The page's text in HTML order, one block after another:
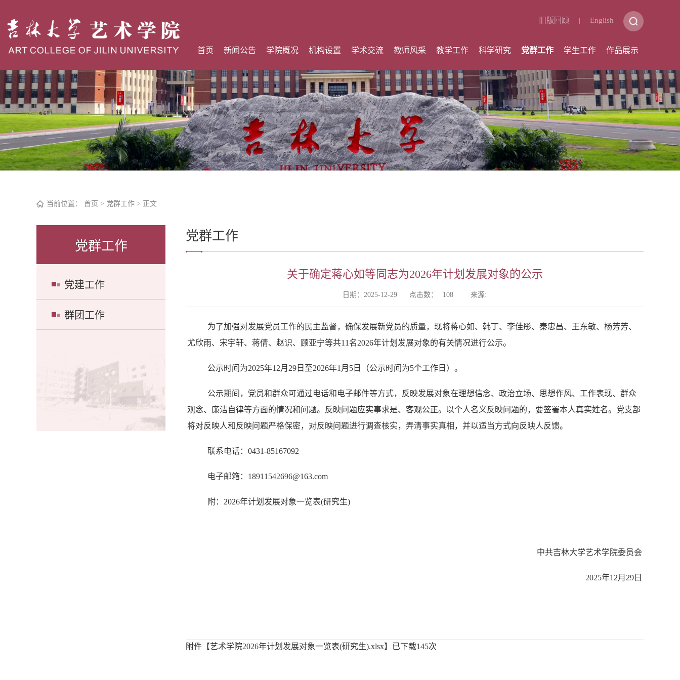
旧版回顾 | English
首页 新闻公告 学院概况 机构设置 学术交流 教师风采 教学工作 科学研究 党群工作 学生工作 作品展示
当前位置： 首页 > 党群工作 > 正文
党群工作
党建工作
群团工作
党群工作
关于确定蒋心如等同志为2026年计划发展对象的公示
日期：2025-12-29 点击数： 108 来源:
为了加强对发展党员工作的民主监督，确保发展新党员的质量，现将蒋心如、韩丁、 李佳彤、秦忠昌、王东敏、杨芳芳、
尤欣雨、宋宇轩、蒋倩、赵识、顾亚宁等共11名2026年计划发展对象的有关情况进行公示。
公示时间为2025年12月 29 日至2026年1月 5 日（公示时间为5个工作日）。
公示期间，党员和群众可通过电话和电子邮件等方式，反映发展对象在理想信念、政治立场、思想作风、工作表现、群众
观念、廉洁自律等方面的情况和问题。反映问题应实事求是、客观公正。以个人名义反映问题的，要签署本人真实姓名。党支部
将对反映人和反映问题严格保密，对反映问题进行调查核实，弄清事实真相，并以适当方式向反映人反馈。
联系电话： 0431-85167092
电子邮箱： 18911542696@163.com
附： 2026年计划发展对象一览表(研究生)
中共吉林大学艺术学院委员会
2025年12月 29 日
附件【艺术学院2026年计划发展对象一览表(研究生).xlsx】已下载145次